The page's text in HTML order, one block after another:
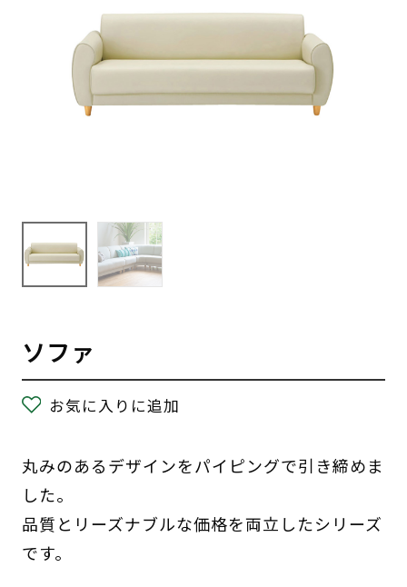
ソファ
お気に入りに追加
丸みのあるデザインをパイピングで引き締めま
した。
品質とリーズナブルな価格を両立したシリーズ
です。